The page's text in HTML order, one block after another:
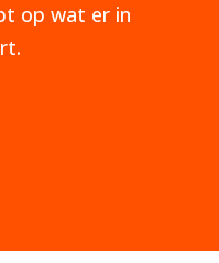
op wat er in